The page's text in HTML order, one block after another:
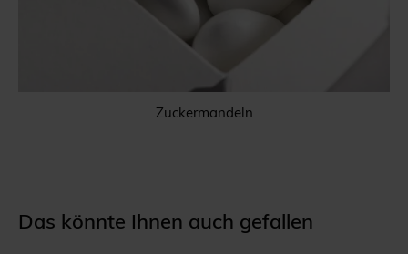
Zuckermandeln
Das könnte Ihnen auch gefallen